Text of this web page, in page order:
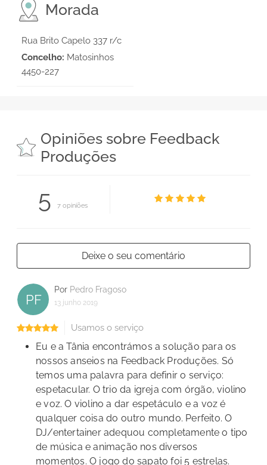
Morada
Rua Brito Capelo 337 r/c
Concelho: Matosinhos
4450-227
Opiniões sobre Feedback
Produções
57 opiniões
Deixe o seu comentário
PF
Por Pedro Fragoso
13 junho 2019
Usamos o serviço
Eu e a Tânia encontrámos a solução para os
nossos anseios na Feedback Produções. Só
temos uma palavra para definir o serviço:
espetacular. O trio da igreja com órgão, violino
e voz. O violino a dar espetáculo e a voz é
qualquer coisa do outro mundo. Perfeito. O
DJ/entertainer adequou completamente o tipo
de música e animação nos diversos
momentos. O jogo do sapato foi 5 estrelas.